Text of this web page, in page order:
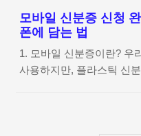
액으로도 시작할 수 있으
장기적인 자산 증식이 가
계내용1단계증권사 계좌
계해외 또는 국내 ETF 선
울 수 있는 전략을 소개합
는 분들을 위한 실질적인
자가 투자를 시작하기 전
돈을 넣고 기다리는 것이
적인 첫걸음을 내딛기 위
모바일 신분증 신청
폰에 담는 법
1. 모바일 신분증이란? 우
사용하지만, 플라스틱 신